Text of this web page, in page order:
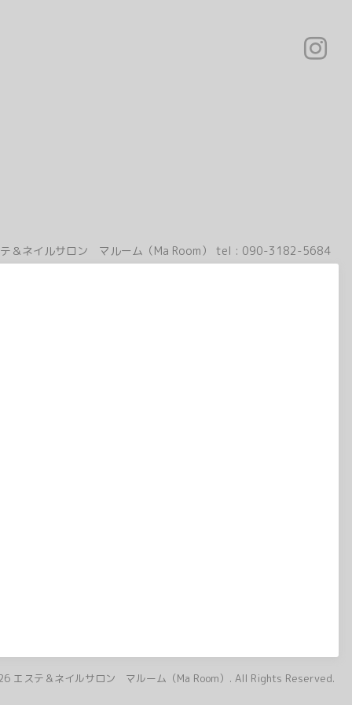
＆ネイルサロン マルーム（Ma Room） tel : 090-3182-5684
エステ＆ネイルサロン マルーム（Ma Room） . All Rights Reserved.